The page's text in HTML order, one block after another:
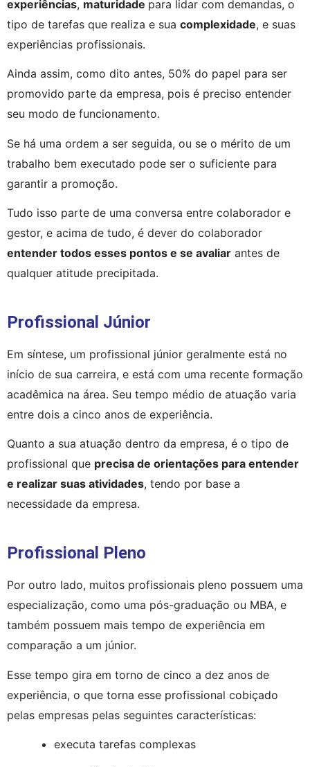
experiências, maturidade para lidar com demandas, o
tipo de tarefas que realiza e sua complexidade, e suas
experiências profissionais.
Ainda assim, como dito antes, 50% do papel para ser
promovido parte da empresa, pois é preciso entender
seu modo de funcionamento.
Se há uma ordem a ser seguida, ou se o mérito de um
trabalho bem executado pode ser o suficiente para
garantir a promoção.
Tudo isso parte de uma conversa entre colaborador e
entender todos esses pontos e se avaliar antes de
qualquer atitude precipitada.
Profissional Júnior
Em síntese, um profissional júnior geralmente está no
início de sua carreira, e está com uma recente formação
acadêmica na área. Seu tempo médio de atuação varia
entre dois a cinco anos de experiência.
Quanto a sua atuação dentro da empresa, é o tipo de
profissional que precisa de orientações para entender
e realizar suas atividades, tendo por base a
necessidade da empresa.
Profissional Pleno
Por outro lado, muitos profissionais pleno possuem uma
especialização, como uma pós-graduação ou MBA, e
também possuem mais tempo de experiência em
comparação a um júnior.
Esse tempo gira em torno de cinco a dez anos de
experiência, o que torna esse profissional cobiçado
pelas empresas pelas seguintes características:
executa tarefas complexas